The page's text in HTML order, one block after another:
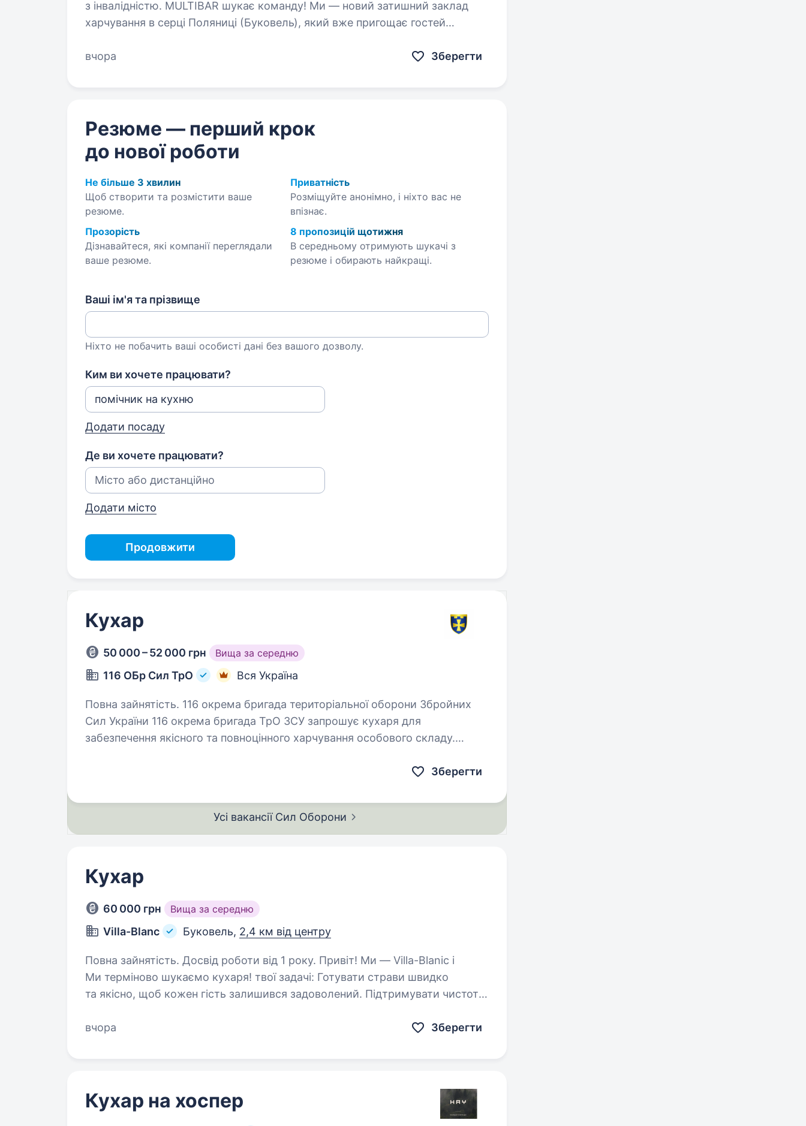
з інвалідністю. MULTIBAR шукає команду! Ми — новий затишний заклад
харчування в серці Поляниці (Буковель), який вже пригощає гостей
атмосфері та бути частиною нового…
вчора Зберегти
Резюме — перший крок
до нової роботи
Не більше 3 хвилин
Щоб створити та розмістити ваше
резюме.
Приватність
Розміщуйте анонімно, і ніхто вас не
впізнає.
Прозорість
Дізнавайтеся, які компанії переглядали
ваше резюме.
8 пропозицій щотижня
В середньому отримують шукачі з
резюме і обирають найкращі.
Ваші ім'я та прізвище
Ніхто не побачить ваші особисті дані без вашого дозволу.
Ким ви хочете працювати?
Додати посаду
Де ви хочете працювати?
Додати місто
Продовжити
Кухар
50 000 – 52 000 грн Вища за середню
116 ОБр Сил ТрО Вся Україна
Повна зайнятість. 116 окрема бригада територіальної оборони Збройних
Сил України 116 окрема бригада ТрО ЗСУ запрошує кухаря для
забезпечення якісного та повноцінного харчування особового складу.
Зберегти
Усі вакансії Сил Оборони
Кухар
60 000 грн Вища за середню
Villa-Blanc Буковель, 2,4 км від центру
Повна зайнятість. Досвід роботи від 1 року. Привіт! Ми — Villa-Blаnic і
Ми терміново шукаємо кухаря! твої задачі: Готувати страви швидко
та якісно, щоб кожен гість залишився задоволений. Підтримувати чистоту
вчора
Зберегти
Кухар на хоспер